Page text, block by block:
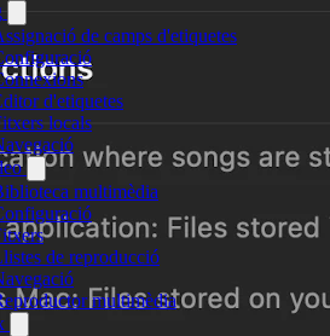
de camps d'etiquetes
d'etiquetes
locals
multimèdia
de reproducció
multimèdia